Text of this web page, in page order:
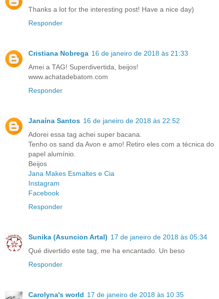
Thanks a lot for the interesting post! Have a nice day)
Responder
Cristiana Nobrega 16 de janeiro de 2018 às 21:33
Amei a TAG! Superdivertida, beijos!
www.achatadebatom.com
Responder
Janaína Santos 16 de janeiro de 2018 às 22:52
Adorei essa tag achei super bacana.
Tenho os sand da Avon e amo! Retiro eles com a técnica do
papel alumínio.
Beijos
Jana Makes Esmaltes e Cia
Instagram
Facebook
Responder
Sunika (Asuncion Artal) 17 de janeiro de 2018 às 05:34
Qué divertido este tag, me ha encantado. Un beso
Responder
Carolyna's world 17 de janeiro de 2018 às 10:35